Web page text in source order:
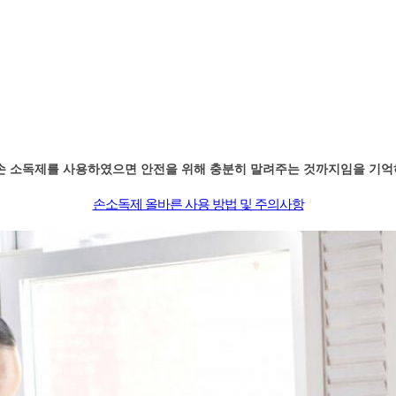
소독제를 사용하였으면 안전을 위해 충분히 말려주는 것까지임을 기
손소독제 올바른 사용 방법 및 주의사항